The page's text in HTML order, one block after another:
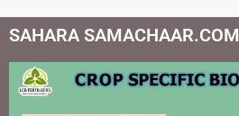
SAHARA SAMACHAAR.COM